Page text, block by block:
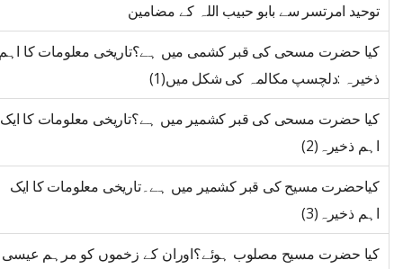
توحید امرتسر سے بابو حبیب اللہ کے مضامین
کیا حضرت مسحی کی قبر کشمی میں ہے؟تاریخی معلومات کا
ذخیرہ :دلچسپ مکالمہ کی شکل میں(1)
کیا حضرت مسحی کی قبر کشمیر میں ہے؟تاریخی معلومات کا ایک
اہم ذخیرہ(2)
کیاحضرت مسیح کی قبر کشمیر میں ہے۔تاریخی معلومات کا ایک
اہم ذخیرہ(3)
کیا حضرت مسیح مصلوب ہوئے؟اوران کے زخموں کو مرہم عیسی